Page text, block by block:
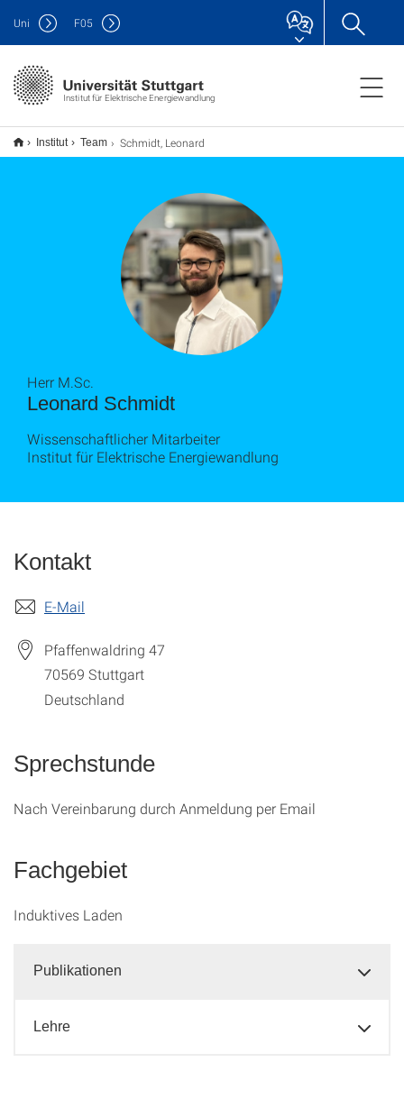
Institut für Elektrische Energiewandlung
Uni F05
Institut Team Schmidt, Leonard
Leonard Schmidt
Herr M.Sc.
Wissenschaftlicher Mitarbeiter
Institut für Elektrische Energiewandlung
Kontakt
E-Mail
Pfaffenwaldring 47
70569 Stuttgart
Deutschland
Sprechstunde
Nach Vereinbarung durch Anmeldung per Email
Fachgebiet
Induktives Laden
Publikationen
Lehre